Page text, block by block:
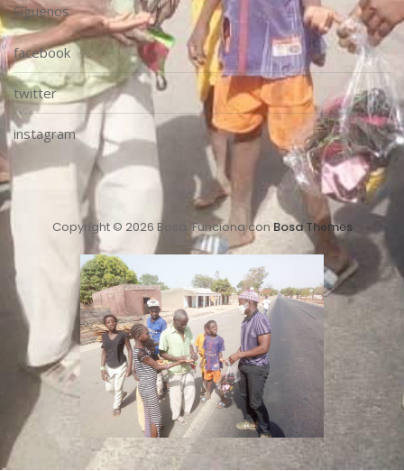
Síguenos
facebook
twitter
instagram
Copyright © 2026 Bosa. Funciona con Bosa Themes